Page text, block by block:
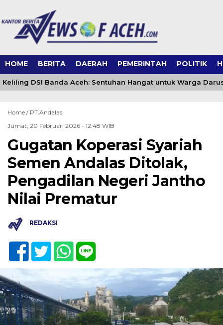
HOME BERITA DAERAH PEMERINTAH POLITIK
DSI Banda Aceh: Sentuhan Hangat untuk Warga
Home / PT.Andalas
Jumat, 20 Februari 2026 - 12:48 WIB
Gugatan Koperasi Syariah
Semen Andalas Ditolak,
Pengadilan Negeri Jantho
Nilai Prematur
REDAKSI